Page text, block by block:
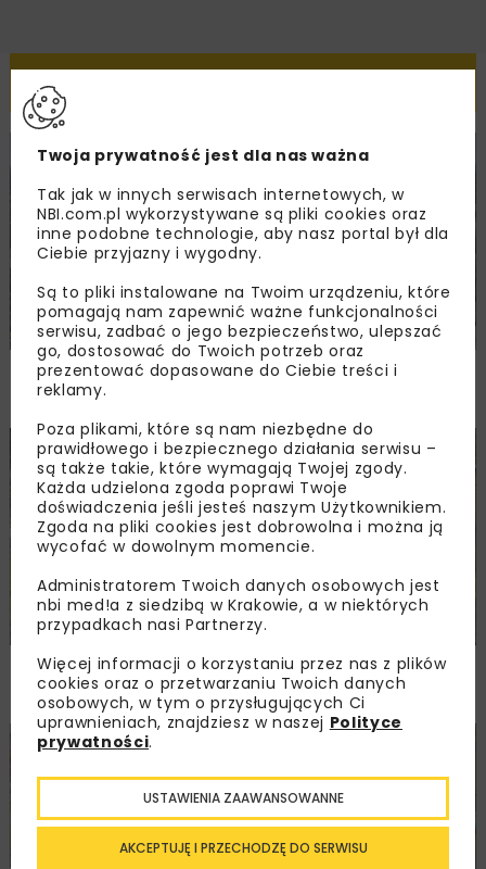
Powiązane artykuły
KOLEJ WIADOMOŚCI
PKP PLK ogłosiły przetarg na odcinek Gdów
– Szczyrzyc projektu Podłęże–Piekiełko
DROGI INWESTYCJE WIADOMOŚCI
Rozbudowa DW450 między Mirkowem
a Wieruszowem z dofinansowaniem UE
Twoja prywatność jest dla nas ważna
Tak jak w innych serwisach internetowych, w
NBI.com.pl wykorzystywane są pliki cookies oraz
inne podobne technologie, aby nasz portal był dla
Ciebie przyjazny i wygodny.
Są to pliki instalowane na Twoim urządzeniu, które
pomagają nam zapewnić ważne funkcjonalności
serwisu, zadbać o jego bezpieczeństwo, ulepszać
go, dostosować do Twoich potrzeb oraz
prezentować dopasowane do Ciebie treści i
reklamy.
Poza plikami, które są nam niezbędne do
prawidłowego i bezpiecznego działania serwisu –
są także takie, które wymagają Twojej zgody.
Każda udzielona zgoda poprawi Twoje
doświadczenia jeśli jesteś naszym Użytkownikiem.
Zgoda na pliki cookies jest dobrowolna i można ją
wycofać w dowolnym momencie.
Administratorem Twoich danych osobowych jest
nbi med!a z siedzibą w Krakowie, a w niektórych
przypadkach nasi Partnerzy.
Więcej informacji o korzystaniu przez nas z plików
cookies oraz o przetwarzaniu Twoich danych
osobowych, w tym o przysługujących Ci
uprawnieniach, znajdziesz w naszej Polityce
prywatności.
AKCEPTUJĘ I PRZECHODZĘ DO SERWISU
USTAWIENIA ZAAWANSOWANNE